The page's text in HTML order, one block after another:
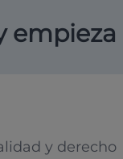
y derecho